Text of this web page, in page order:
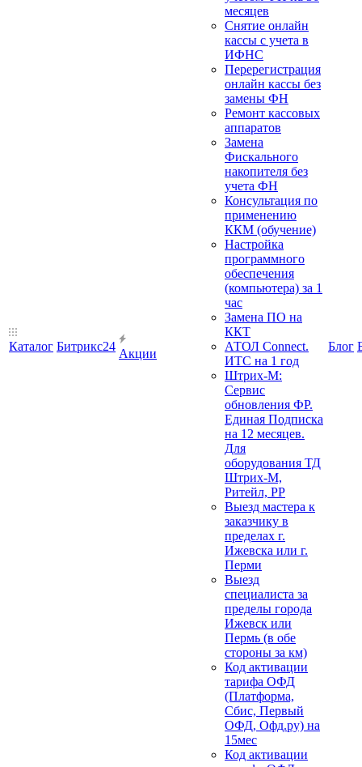
Каталог Битрикс24
Акции
месяцев
Снятие онлайн
кассы с учета в
ИФНС
Перерегистрация
онлайн кассы без
замены ФН
Ремонт кассовых
аппаратов
Замена
Фискального
накопителя без
учета ФН
Консультация по
применению
ККМ (обучение)
Настройка
программного
обеспечения
(компьютера) за 1
час
Замена ПО на
ККТ
АТОЛ Connect.
ИТС на 1 год
Штрих-М:
Сервис
обновления ФР.
Единая Подписка
на 12 месяцев.
Для
оборудования ТД
Штрих-М,
Ритейл, РР
Выезд мастера к
заказчику в
пределах г.
Ижевска или г.
Перми
Выезд
специалиста за
пределы города
Ижевск или
Пермь (в обе
стороны за км)
Код активации
тарифа ОФД
(Платформа,
Сбис, Первый
ОФД, Офд.ру) на
15мес
Код активации
Блог